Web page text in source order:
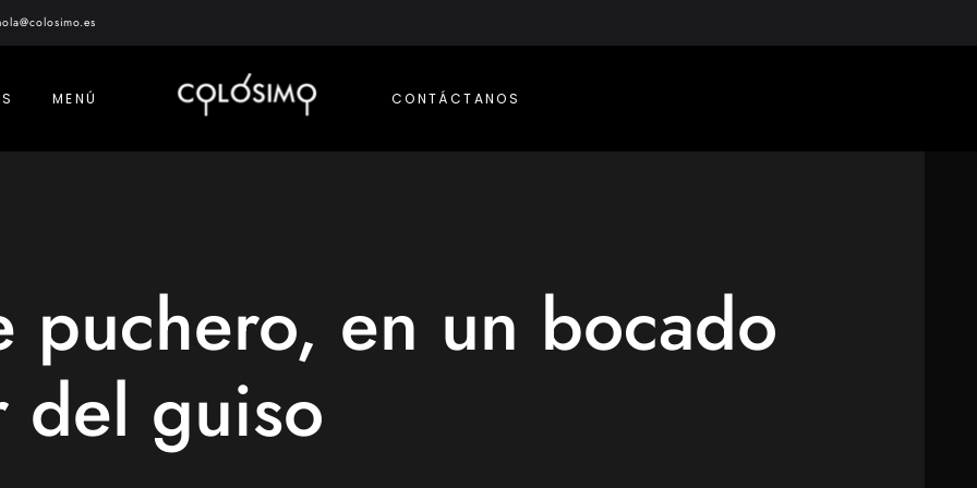
MENÚ CONTÁCTANOS
puchero, en un bocado
del guiso